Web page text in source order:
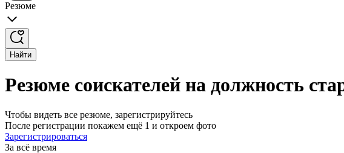
Резюме
Найти
Резюме соискателей на должность
Чтобы видеть все резюме, зарегистрируйтесь
После регистрации покажем ещё 1 и откроем фото
Зарегистрироваться
За всё время